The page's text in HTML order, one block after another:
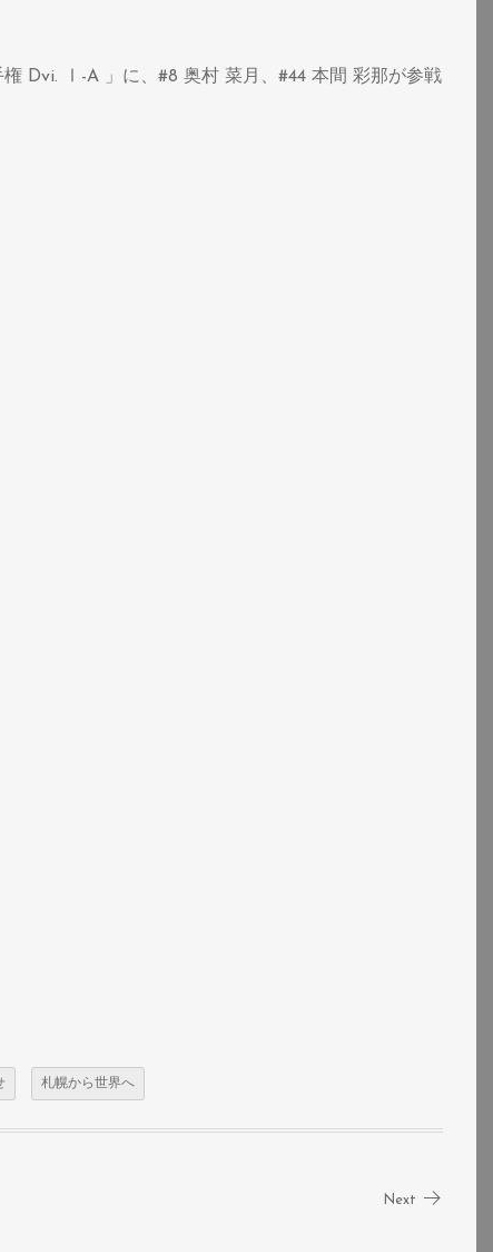
権 Dvi. Ⅰ-A 」に、#8 奥村 菜月、#44 本間 彩那が参戦
札幌から世界へ
Next